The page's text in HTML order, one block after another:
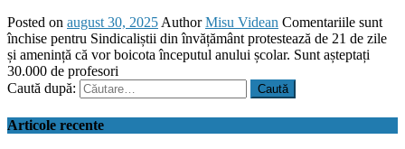
Posted on august 30, 2025 Author Misu Videan Comentariile sunt
închise pentru Sindicaliștii din învățământ protestează de 21 de zile
și amenință că vor boicota începutul anului școlar. Sunt așteptați
30.000 de profesori
Caută după:
Articole recente